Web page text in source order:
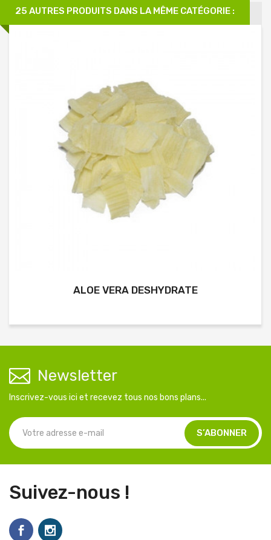
25 AUTRES PRODUITS DANS LA MÊME CATÉGORIE :
ALOE VERA DESHYDRATE
Newsletter
Inscrivez-vous ici et recevez tous nos bons plans...
Suivez-nous !